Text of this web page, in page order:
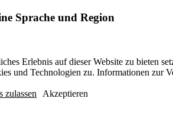
Sprache und Region
Erlebnis auf dieser Website zu bieten
und Technologien zu. Informationen zur
zulassen Akzeptieren